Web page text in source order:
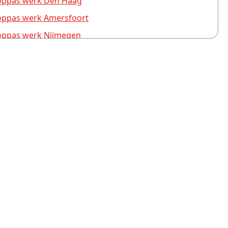
werk Amersfoort
werk Nijmegen